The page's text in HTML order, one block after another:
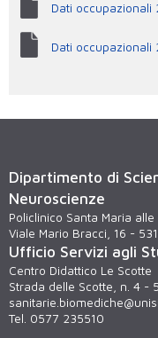
Dati occupazionali
Dati occupazionali
Dipartimento di
Neuroscienze
Policlinico Santa Maria alle
Viale Mario Bracci, 16 -
Ufficio Servizi agli
Centro Didattico Le Scotte
Strada delle Scotte, n. 4 -
Tel. 0577 235510